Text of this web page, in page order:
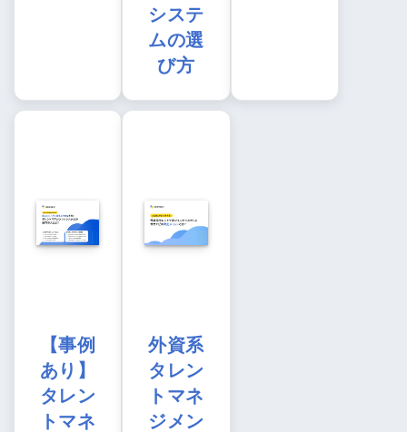
システ
ムの選
び方
【事例
あり】
タレン
トマネ
外資系
タレン
トマネ
ジメン